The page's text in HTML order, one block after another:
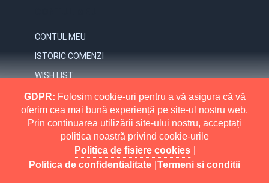
CONTUL MEU
ISTORIC COMENZI
WISH LIST
NEWSLETTER
INFORMATII
RETURNARI
POLITICA DE CONFIDENTIALITATE
MAI MULT
GDPR: Folosim cookie-uri pentru a vă asigura că vă
oferim cea mai bună experiență pe site-ul nostru web.
Prin continuarea utilizării site-ului nostru, acceptați
politica noastră privind cookie-urile
Politica de fisiere cookies
Politica de confidentialitate Termeni si conditii